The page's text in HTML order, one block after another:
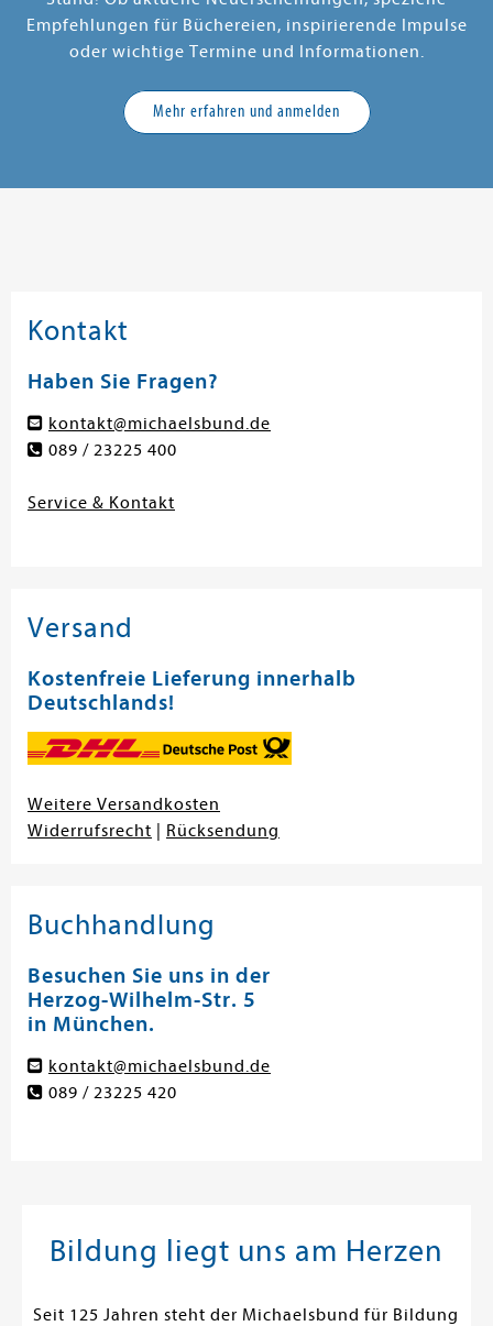
Empfehlungen für Büchereien, inspirierende Impulse
oder wichtige Termine und Informationen.
Mehr erfahren und anmelden
Kontakt
Haben Sie Fragen?
kontakt@michaelsbund.de
089 / 23225 400
Service & Kontakt
Versand
Kostenfreie Lieferung innerhalb
Deutschlands!
Weitere Versandkosten
Widerrufsrecht
Rücksendung
Buchhandlung
Besuchen Sie uns in der
Herzog-Wilhelm-Str. 5
in München.
kontakt@michaelsbund.de
089 / 23225 420
Bildung liegt uns am Herzen
Seit 125 Jahren steht der Michaelsbund für Bildung